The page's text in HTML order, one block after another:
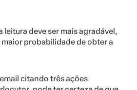
leitura deve ser mais agradável,
probabilidade de obter a
citando três ações